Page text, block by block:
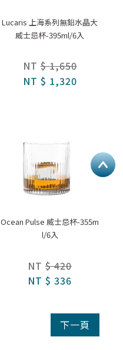
Lucaris 上海系列無鉛水晶大
威士忌杯-395ml/6入
NT $ 1,650
NT $ 1,320
Ocean Pulse 威士忌杯-355m
l/6入
NT $ 420
NT $ 336
下一頁